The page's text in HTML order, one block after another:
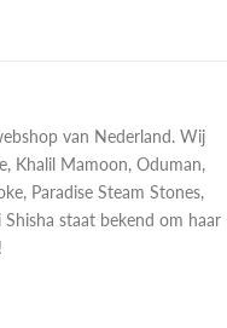
van Nederland. Wij
Khalil Mamoon, Oduman,
Paradise Steam Stones,
Shisha staat bekend om haar